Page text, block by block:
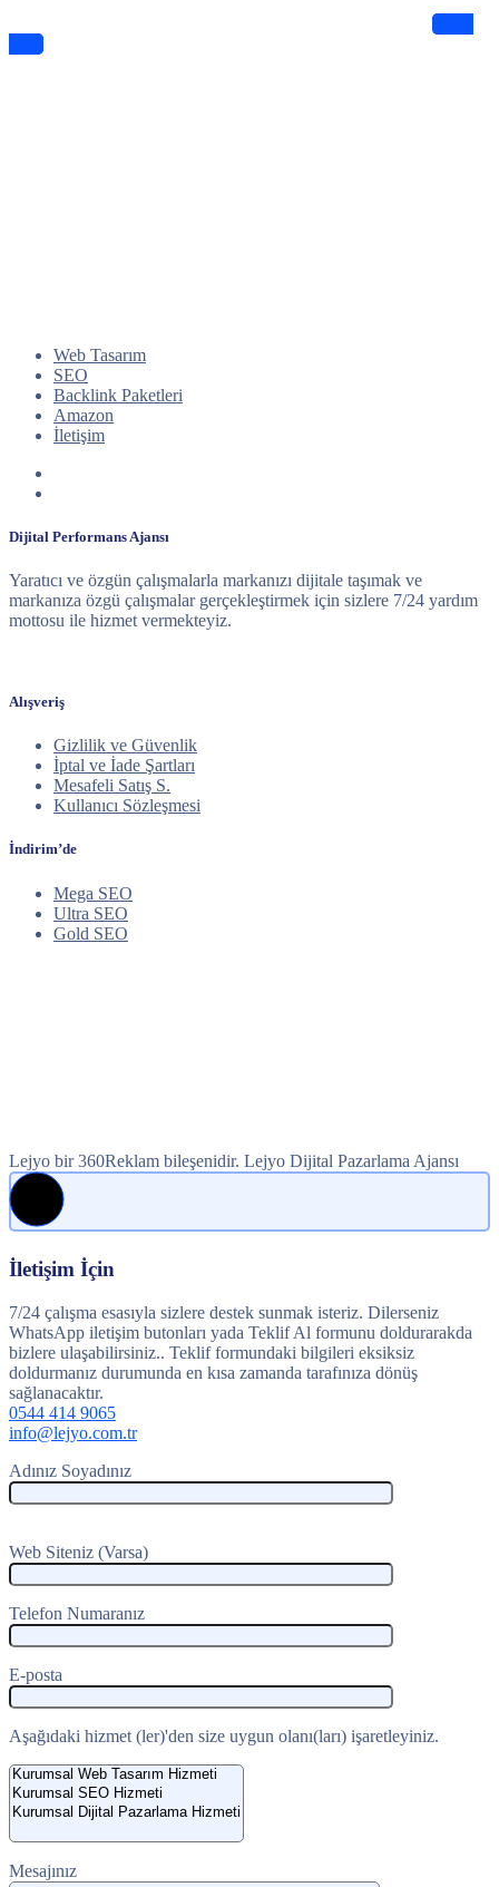
Web Tasarım
SEO
Backlink Paketleri
Amazon
İletişim
Dijital Performans Ajansı
Yaratıcı ve özgün çalışmalarla markanızı dijitale taşımak ve
markanıza özgü çalışmalar gerçekleştirmek için sizlere 7/24 yardım
mottosu ile hizmet vermekteyiz.
Alışveriş
Gizlilik ve Güvenlik
İptal ve İade Şartları
Mesafeli Satış S.
Kullanıcı Sözleşmesi
İndirim’de
Mega SEO
Ultra SEO
Gold SEO
Lejyo bir 360Reklam bileşenidir. Lejyo Dijital Pazarlama Ajansı
İletişim İçin
7/24 çalışma esasıyla sizlere destek sunmak isteriz. Dilerseniz
WhatsApp iletişim butonları yada Teklif Al formunu doldurarakda
bizlere ulaşabilirsiniz.. Teklif formundaki bilgileri eksiksiz
doldurmanız durumunda en kısa zamanda tarafınıza dönüş
sağlanacaktır.
0544 414 9065
info@lejyo.com.tr
Adınız Soyadınız
Web Siteniz (Varsa)
Telefon Numaranız
E-posta
Aşağıdaki hizmet (ler)'den size uygun olanı(ları) işaretleyiniz.
Mesajınız